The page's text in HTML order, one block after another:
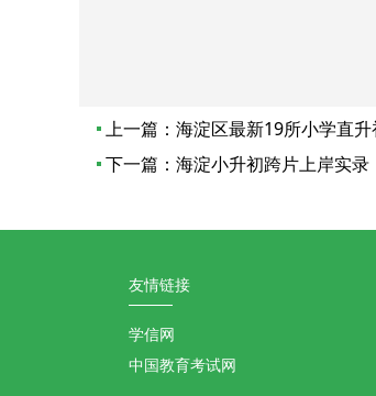
上一篇： 海淀区最新19所小学直
下一篇： 海淀小升初跨片上岸实录
友情链接
学信网
中国教育考试网